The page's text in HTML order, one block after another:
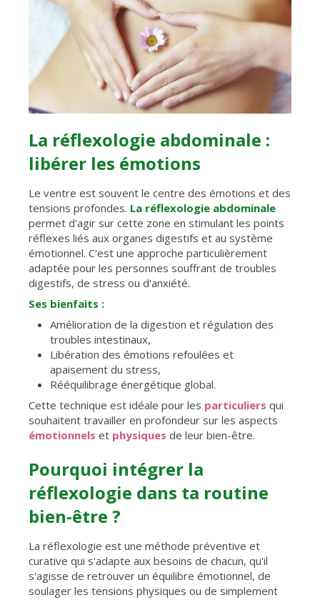
La réflexologie abdominale :
libérer les émotions
Le ventre est souvent le centre des émotions et des
tensions profondes. La réflexologie abdominale
permet d'agir sur cette zone en stimulant les points
réflexes liés aux organes digestifs et au système
émotionnel. C'est une approche particulièrement
adaptée pour les personnes souffrant de troubles
digestifs, de stress ou d'anxiété.
Ses bienfaits :
Amélioration de la digestion et régulation des
troubles intestinaux,
Libération des émotions refoulées et
apaisement du stress,
Rééquilibrage énergétique global.
Cette technique est idéale pour les particuliers qui
souhaitent travailler en profondeur sur les aspects
émotionnels et physiques de leur bien-être.
Pourquoi intégrer la
réflexologie dans ta routine
bien-être ?
La réflexologie est une méthode préventive et
curative qui s'adapte aux besoins de chacun, qu'il
s'agisse de retrouver un équilibre émotionnel, de
soulager les tensions physiques ou de simplement